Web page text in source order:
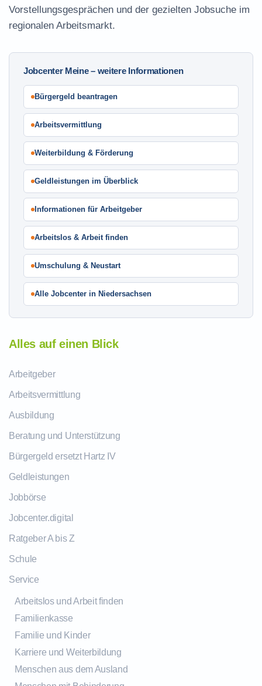
Vorstellungsgesprächen und der gezielten Jobsuche im
regionalen Arbeitsmarkt.
Jobcenter Meine – weitere Informationen
Bürgergeld beantragen
Arbeitsvermittlung
Weiterbildung & Förderung
Geldleistungen im Überblick
Informationen für Arbeitgeber
Arbeitslos & Arbeit finden
Umschulung & Neustart
Alle Jobcenter in Niedersachsen
Alles auf einen Blick
Arbeitgeber
Arbeitsvermittlung
Ausbildung
Beratung und Unterstützung
Bürgergeld ersetzt Hartz IV
Geldleistungen
Jobbörse
Jobcenter.digital
Ratgeber A bis Z
Schule
Service
Arbeitslos und Arbeit finden
Familienkasse
Familie und Kinder
Karriere und Weiterbildung
Menschen aus dem Ausland